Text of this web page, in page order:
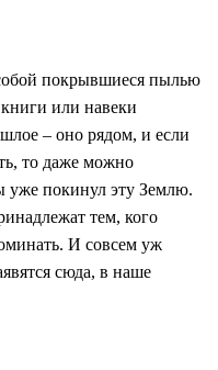
покрывшиеся пылью
или навеки
– оно рядом, и если
то даже можно
уже покинул эту Землю.
тем, кого
И совсем уж
сюда, в наше